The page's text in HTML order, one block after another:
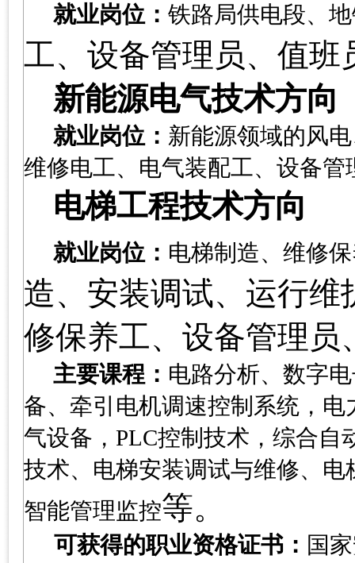
就业岗位： 铁路局供电段、
工、设备管理员、值班
新能源电气技术方向
就业岗位： 新能源领域的风
维修电工、电气装配工、设备
电梯工程技术方向
就业岗位： 电梯制造、维修
造、安装调试、运行
修保养工、设备管理
主要课程： 电路分析、数字
备、牵引电机调速控制系统，
气设备，PLC控制技术，综合自
技术、电梯安装调试与维修、
智能管理监控等。
可获得的职业资格证书： 国